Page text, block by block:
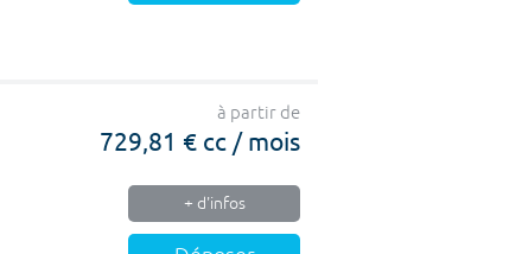
à partir de
729,81 € cc / mois
+ d'infos